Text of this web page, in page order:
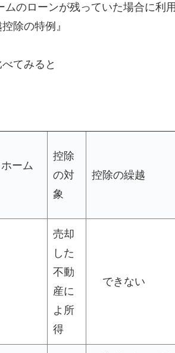
のローンが残っていた場合に利
除の特例』
てみると
ーム
控除
の対
象
控除の繰越
売却
した
不動
産に
よ所
得
できない